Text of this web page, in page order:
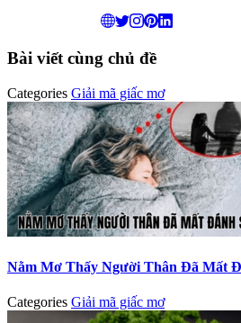
Bài viết cùng chủ đề
Categories Giải mã giấc mơ
Nằm Mơ Thấy Người Thân Đã Mất
Categories Giải mã giấc mơ